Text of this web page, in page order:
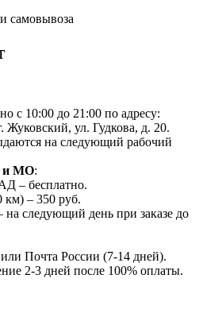
самовывоза
с 10:00 до 21:00 по адресу:
Жуковский, ул. Гудкова, д. 20.
на следующий рабочий
и МО:
– бесплатно.
– 350 руб.
на следующий день при заказе до
Почта России (7-14 дней).
2-3 дней после 100% оплаты.